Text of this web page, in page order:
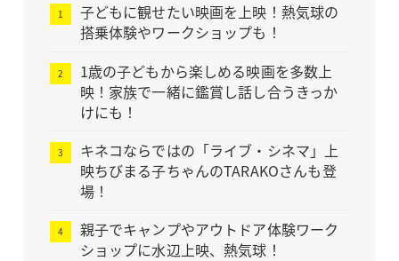
子どもに観せたい映画を上映！熱気球の
搭乗体験やワークショップも！
1歳の子どもから楽しめる映画を多数上
映！家族で一緒に鑑賞し話し合うきっか
けにも！
キネコならではの「ライブ・シネマ」上
映ちびまる子ちゃんのTARAKOさんも登
場！
親子でキャンプやアウトドア体験ワーク
ショップに水辺上映、熱気球！